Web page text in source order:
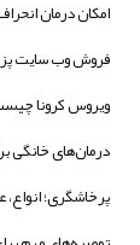
امکان درمان
فروش وب سایت
ویروس کرونا
درمان‌های خانگی
پرخاشگری؛